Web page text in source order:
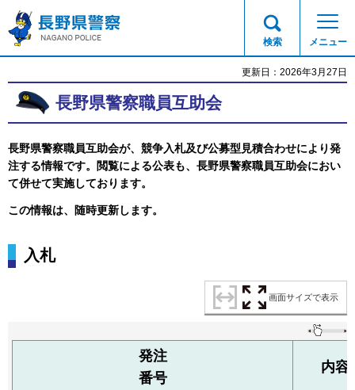
長野県警察
検索 メニュー
更新日：2026年3月27日
長野県警察職員互助会
長野県警察職員互助会が、競争入札及び公募型見積合わせにより発
注する情報です。閲覧による公表も、長野県警察職員互助会におい
て併せて実施しております。
この情報は、随時更新します。
入札
画面サイズで表示
発注
番号
内容